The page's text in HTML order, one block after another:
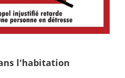
l'habitation